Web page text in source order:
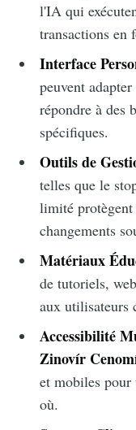
l'IA qui
transactions en
Interface
peuvent
répondre à des
spécifiques.
Outils de
telles que le
limité protègent
changements
Matériaux
de tutoriels,
aux utilisateurs
Accessibilité
Zinovír
et mobiles
où.